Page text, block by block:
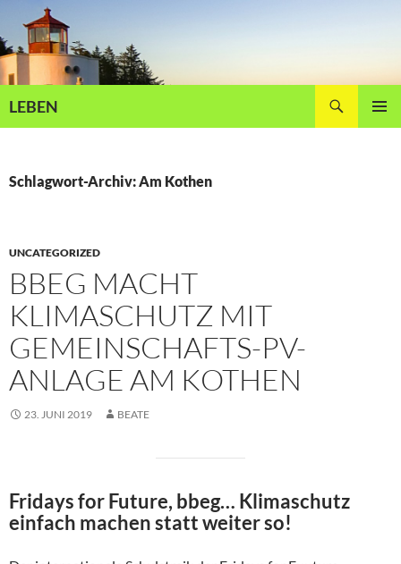
Inhalt
springen
LEBEN
Schlagwort-Archiv: Am Kothen
UNCATEGORIZED
BBEG MACHT
KLIMASCHUTZ MIT
GEMEINSCHAFTS-PV-
ANLAGE AM KOTHEN
23. JUNI 2019 BEATE
Fridays for Future, bbeg… Klimaschutz
einfach machen statt weiter so!